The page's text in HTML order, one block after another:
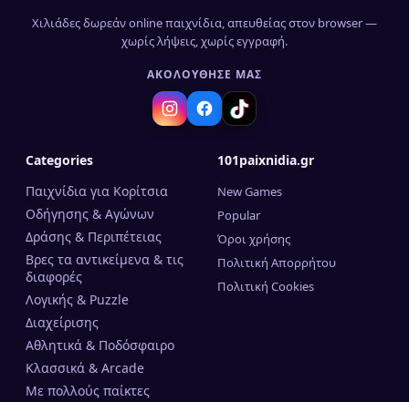
Χιλιάδες δωρεάν online παιχνίδια, απευθείας στον browser —
χωρίς λήψεις, χωρίς εγγραφή.
ΑΚΟΛΟΎΘΗΣΈ ΜΑΣ
Categories
Παιχνίδια για Κορίτσια
Οδήγησης & Αγώνων
Δράσης & Περιπέτειας
Βρες τα αντικείμενα & τις
διαφορές
Λογικής & Puzzle
Διαχείρισης
Αθλητικά & Ποδόσφαιρο
Κλασσικά & Arcade
Mε πολλούς παίκτες
101paixnidia.gr
New Games
Popular
Όροι χρήσης
Πολιτική Απορρήτου
Πολιτική Cookies